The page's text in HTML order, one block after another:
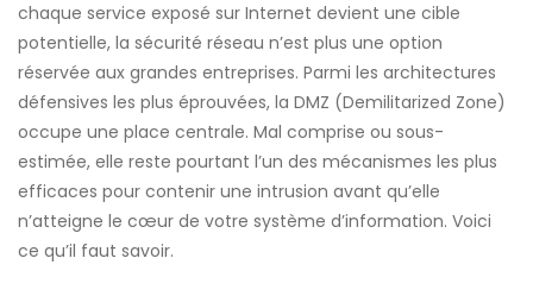
chaque service exposé sur Internet devient une cible
potentielle, la sécurité réseau n’est plus une option
réservée aux grandes entreprises. Parmi les architectures
défensives les plus éprouvées, la DMZ (Demilitarized Zone)
occupe une place centrale. Mal comprise ou sous-
estimée, elle reste pourtant l’un des mécanismes les plus
efficaces pour contenir une intrusion avant qu’elle
n’atteigne le cœur de votre système d’information. Voici
ce qu’il faut savoir.